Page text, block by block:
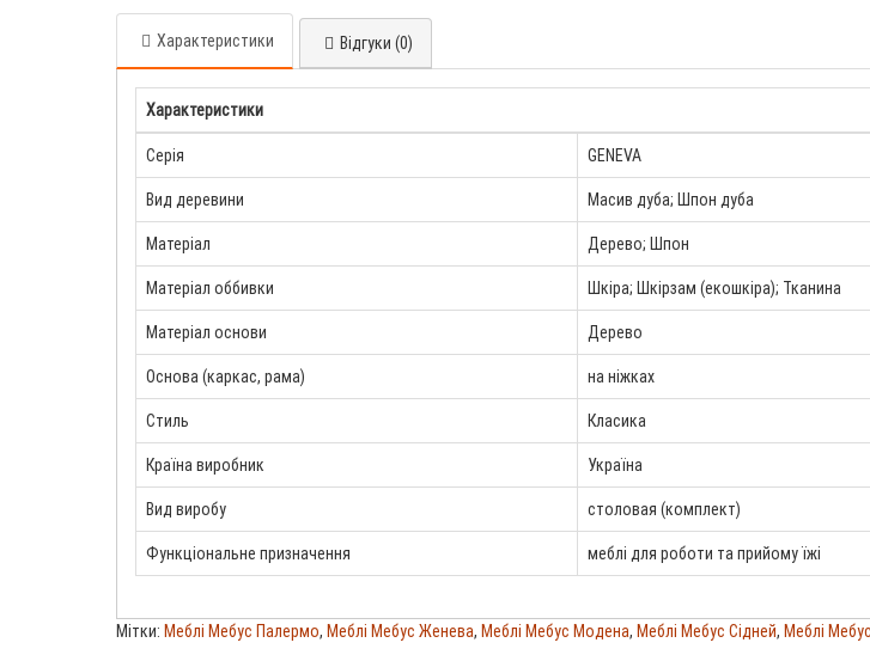
Характеристики Відгуки (0)
Характеристики
Серія GENEVA
Вид деревини Масив дуба; Шпон дуба
Матеріал Дерево; Шпон
Матеріал оббивки Шкіра; Шкірзам (екошкіра); Тканина
Матеріал основи Дерево
Основа (каркас, рама) на ніжках
Стиль Класика
Країна виробник Україна
Вид виробу столовая (комплект)
Функціональне призначення меблі для роботи та прийому їжі
Мітки: Меблі Мебус Палермо, Меблі Мебус Женева, Меблі Мебус Модена, Меблі Мебус Сідней, Меблі